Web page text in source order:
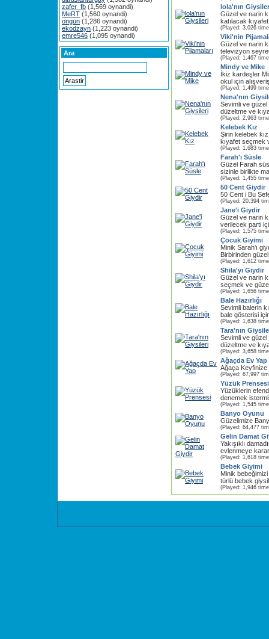
zafer_fb (1,569 oynandi)
MeRT (1,560 oynandi)
ongun (1,286 oynandi)
ekodzayn (1,223 oynandi)
emre546 (1,095 oynandi)
Ara
lola'nın
Güzel ve narin
katılacak
(Played: 3,026
Viki'nin
Güzel ve narin
televizyon
(Played: 1,467
Mindy ve Mike
İkiz kardeşler
okul için
(Played: 1,499
Nena'nın
Sevimli ve güzel
düzeltme ve
(Played: 2,963
Kelebek Kız
Şirin kelebek
kıyafet seçmek
(Played: 1,683
Farah'ı Süsle
Güzel Farah
sizinle birlikte
(Played: 1,455
50 Cent Giydir
50 Cent i Bu
(Played: 20,394
Jane'i Giydir
Güzel ve narin
verilecek parti
(Played: 1,575
Çocuk Giyimi
Minik Sarah'ı
Birbirinden
(Played: 1,612
Shila'yı Giydir
Güzel ve narin
seçmek ve
(Played: 1,656
Bale Hazırlığı
Sevimli balerin
bale gösterisi
(Played: 1,638
Tara'nın
Sevimli ve güzel
düzeltme ve
(Played: 3,658
Ağaçda Ev Yap
Ağaça Keyfinize
(Played: 67,997
Yüzük Prensesi
Yüzüklerin
denemek
(Played: 1,545
Banyo Oyunu
Güzelimize
(Played: 64,477
Gelin Damat
Yakışıklı
evlenmeye
(Played: 1,618
Bebek Giyimi
Minik
türlü bebek
(Played: 1,946